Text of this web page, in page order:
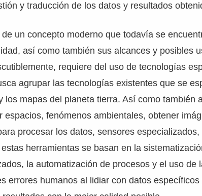
y traducción de los datos y resultados
un concepto moderno que todavía se
así como también sus alcances y posibles
requiere del uso de tecnologías
agrupar las tecnologías existentes que se
los mapas del planeta tierra. Así como también
espacios, fenómenos ambientales, obtener
procesar los datos, sensores
herramientas se basan en la
la automatización de procesos y el uso de
errores humanos al lidiar con datos